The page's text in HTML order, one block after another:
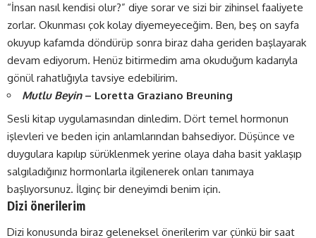
“İnsan nasıl kendisi olur?” diye sorar ve sizi bir zihinsel faaliyete
zorlar. Okunması çok kolay diyemeyeceğim. Ben, beş on sayfa
okuyup kafamda döndürüp sonra biraz daha geriden başlayarak
devam ediyorum. Henüz bitirmedim ama okuduğum kadarıyla
gönül rahatlığıyla tavsiye edebilirim.
Mutlu Beyin– Loretta Graziano Breuning
Sesli kitap uygulamasından dinledim. Dört temel hormonun
işlevleri ve beden için anlamlarından bahsediyor. Düşünce ve
duygulara kapılıp sürüklenmek yerine olaya daha basit yaklaşıp
salgıladığınız hormonlarla ilgilenerek onları tanımaya
başlıyorsunuz. İlginç bir deneyimdi benim için.
Dizi önerilerim
Dizi konusunda biraz geleneksel önerilerim var çünkü bir saat